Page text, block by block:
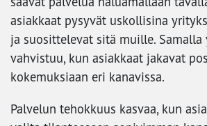
asiakkaat pysyvät uskollisina
ja suosittelevat sitä muille.
vahvistuu, kun asiakkaat jakavat
kokemuksiaan eri kanavissa.
Palvelun tehokkuus kasvaa, kun